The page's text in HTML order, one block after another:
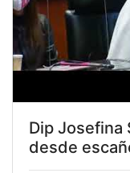
Dip Josefina
desde